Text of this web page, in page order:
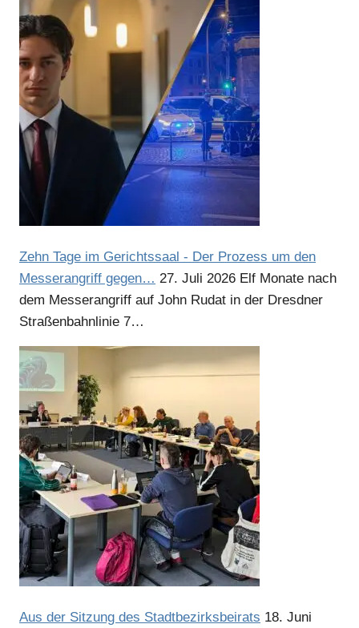
Zehn Tage im Gerichtssaal - Der Prozess um den
Messerangriff gegen… 27. Juli 2026 Elf Monate nach
dem Messerangriff auf John Rudat in der Dresdner
Straßenbahnlinie 7…
Aus der Sitzung des Stadtbezirksbeirats 18. Juni